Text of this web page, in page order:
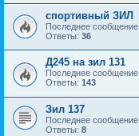
спортивный ЗИЛ
Последнее сообщение
Ответы: 36
Д245 на зил 131
Последнее сообщение
Ответы: 143
Зил 137
Последнее сообщение
Ответы: 8